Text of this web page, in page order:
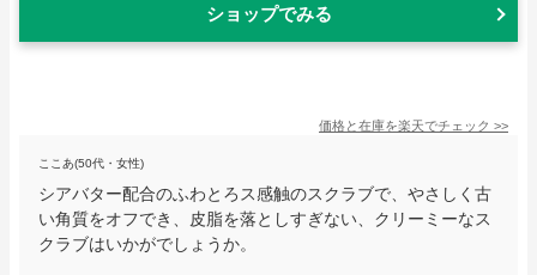
ショップでみる
価格と在庫を楽天でチェック >>
ここあ(50代・女性)
シアバター配合のふわとろス感触のスクラブで、やさしく古
い角質をオフでき、皮脂を落としすぎない、クリーミーなス
クラブはいかがでしょうか。